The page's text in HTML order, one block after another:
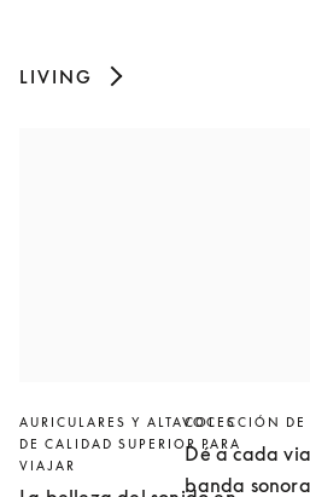
LIVING
AURICULARES Y ALTAVOCES
DE CALIDAD SUPERIOR PARA
VIAJAR
COLECCIÓN
Dé a cada
banda